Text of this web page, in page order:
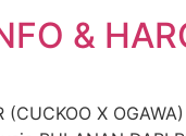
&
(CUCKOO X